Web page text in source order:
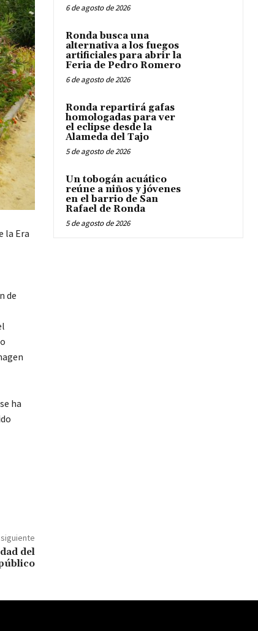
la Era
de
ha
del
6 de agosto de 2026
Ronda busca una
alternativa a los fuegos
artificiales para abrir la
Feria de Pedro Romero
6 de agosto de 2026
Ronda repartirá gafas
homologadas para ver
el eclipse desde la
Alameda del Tajo
5 de agosto de 2026
Un tobogán acuático
reúne a niños y jóvenes
en el barrio de San
Rafael de Ronda
5 de agosto de 2026